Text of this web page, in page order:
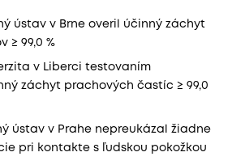
ústav v Brne overil účinný záchyt
≥ 99,0 %
v Liberci testovaním
záchyt prachových častíc ≥ 99,0
ústav v Prahe nepreukázal žiadne
pri kontakte s ľudskou pokožkou